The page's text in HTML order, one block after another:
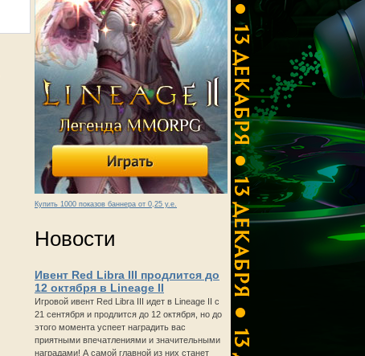
Купить 1000 показов баннера от 0,25 у.е.
Новости
Ивент Red Libra III продлится до
12 октября в Lineage II
Игровой ивент Red Libra III идет в Lineage II с
21 сентября и продлится до 12 октября, но до
этого момента успеет наградить вас
приятными впечатлениями и значительными
наградами! А самой главной из них станет